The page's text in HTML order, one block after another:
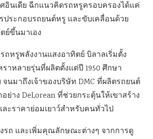
อินเดีย ฉีกแนวคิดรถหรูครอบครองได้แค่
ประกอบรถยนต์หรู และขับเคลื่อนด้วย
ย์ขึ้นมาเอง
ถหรูพลังงานแสงอาทิตย์ บิลาลเริ่มตั้ง
าหลายรุ่นที่ผลิตตั้งแต่ปี 1950 ศึกษา
นมาถึงเจ้าของบริษัท DMC ที่ผลิตรถยนต์
ย่าง DeLorean ที่ช่วยกระตุ้นให้เขาสร้าง
ะราคาย่อมเยาว์สำหรับคนทั่วไป
รถ และเพิ่มคุณลักษณะต่างๆ จากการดู